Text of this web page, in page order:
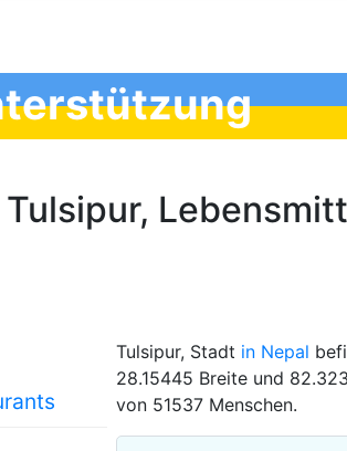
Tulsipur, Stadt in Nepal
28.15445 Breite und
von 51537 Menschen.